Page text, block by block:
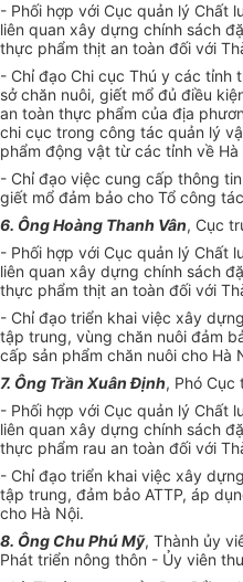
- Phối hợp với Cục quản lý Chất
liên quan xây dựng chính sách
thực phẩm thịt an toàn đối với
- Chỉ đạo Chi cục Thú y các tỉnh
sở chăn nuôi, giết mổ đủ điều
an toàn thực phẩm của địa
chi cục trong công tác quản lý
phẩm động vật từ các tỉnh về Hà
- Chỉ đạo việc cung cấp thông
giết mổ đảm bảo cho Tổ công
6. Ông Hoàng Thanh Vân, Cục
- Phối hợp với Cục quản lý Chất
liên quan xây dựng chính sách
thực phẩm thịt an toàn đối với
- Chỉ đạo triển khai việc xây
tập trung, vùng chăn nuôi đảm
cấp sản phẩm chăn nuôi cho Hà
7. Ông Trần Xuân Định, Phó
- Phối hợp với Cục quản lý Chất
liên quan xây dựng chính sách
thực phẩm rau an toàn đối với
- Chỉ đạo triển khai việc xây
tập trung, đảm bảo ATTP, áp
cho Hà Nội.
8. Ông Chu PhúMỹ, Thành ủy
Phát triển nông thôn - Ủy viên